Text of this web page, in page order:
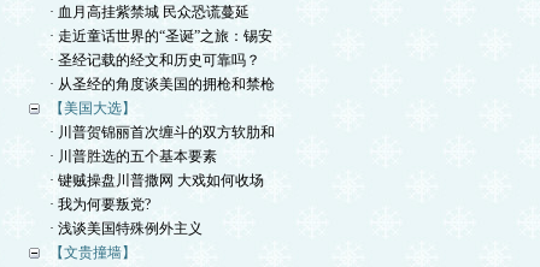
· 血月高挂紫禁城 民众恐谎蔓延
· 走近童话世界的“圣诞”之旅：锡安
· 圣经记载的经文和历史可靠吗？
· 从圣经的角度谈美国的拥枪和禁枪
【美国大选】
· 川普贺锦丽首次缠斗的双方软肋和
· 川普胜选的五个基本要素
· 键贼操盘川普撒网 大戏如何收场
· 我为何要叛党?
· 浅谈美国特殊例外主义
【文贵撞墙】